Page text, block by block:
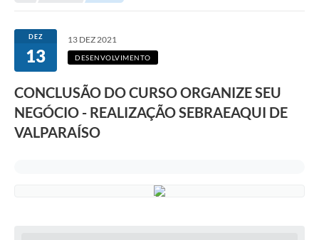
SECRETARIA E DEPARTAMENTOS
Planos Municipais
Transparência
Editais
DEZ
13
13 DEZ 2021
DESENVOLVIMENTO
CONCLUSÃO DO CURSO ORGANIZE SEU
NEGÓCIO - REALIZAÇÃO SEBRAEAQUI DE
VALPARAÍSO